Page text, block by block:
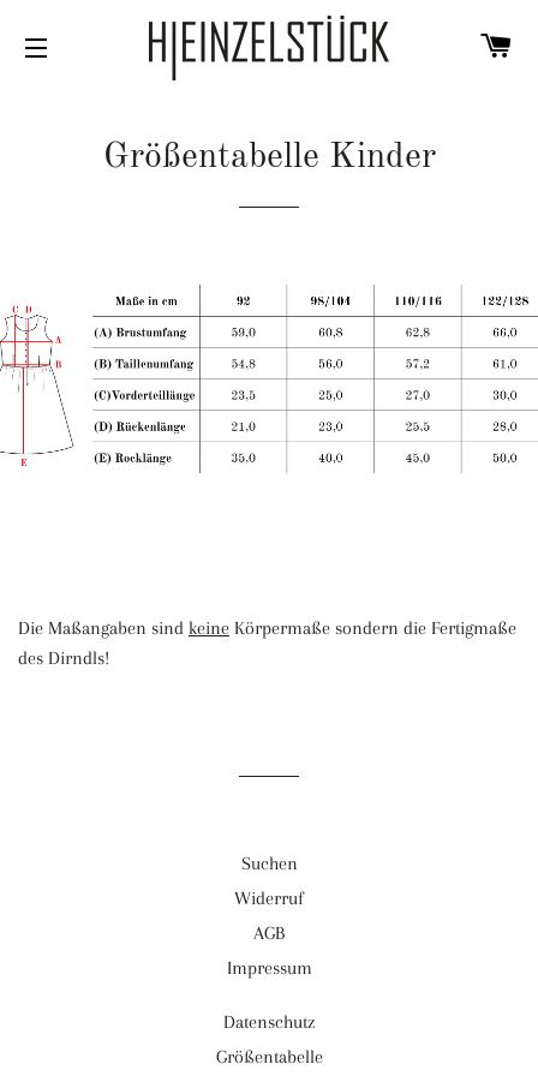
SEITENNAVIGATION
Größentabelle Kinder
Die Maßangaben sind keine Körpermaße sondern die Fertigmaße
des Dirndls!
Suchen
Widerruf
AGB
Impressum
Datenschutz
Größentabelle